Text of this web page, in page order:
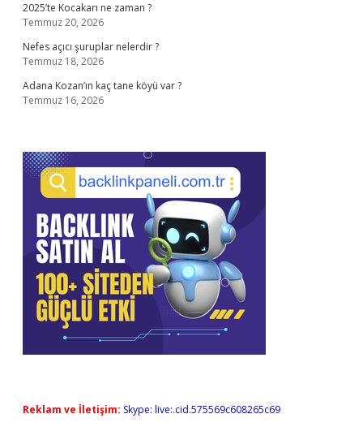
2025’te Kocakarı ne zaman ?
Temmuz 20, 2026
Nefes açıcı şuruplar nelerdir ?
Temmuz 18, 2026
Adana Kozan’ın kaç tane köyü var ?
Temmuz 16, 2026
Reklam ve İletişim: Skype: live:.cid.575569c608265c69